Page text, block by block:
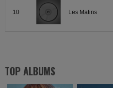
10 Les Matins
TOP ALBUMS